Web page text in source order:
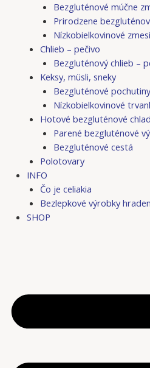
Bezgluténové múčne
Prirodzene
Nízkobielkovinové
Chlieb – pečivo
Bezgluténový chlieb –
Keksy, müsli, sneky
Bezgluténové
Nízkobielkovinové
Hotové bezgluténové
Parené bezgluténové
Bezgluténové cestá
Polotovary
INFO
Čo je celiakia
Bezlepkové výrobky
SHOP